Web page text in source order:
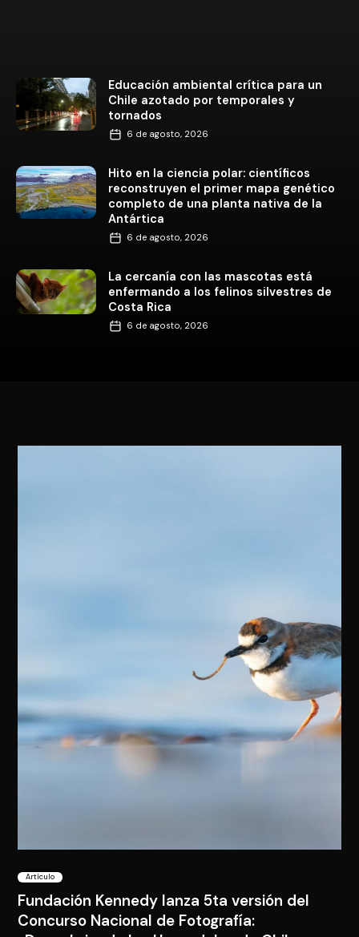
Educación ambiental crítica para un
Chile azotado por temporales y
tornados
6 de agosto, 2026
Hito en la ciencia polar: científicos
reconstruyen el primer mapa genético
completo de una planta nativa de la
Antártica
6 de agosto, 2026
La cercanía con las mascotas está
enfermando a los felinos silvestres de
Costa Rica
6 de agosto, 2026
Artículo
Fundación Kennedy lanza 5ta versión del
Concurso Nacional de Fotografía: